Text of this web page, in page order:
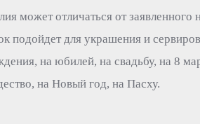
может отличаться от заявленного
подойдет для украшения и
на юбилей, на свадьбу, на 8
на Новый год, на Пасху.